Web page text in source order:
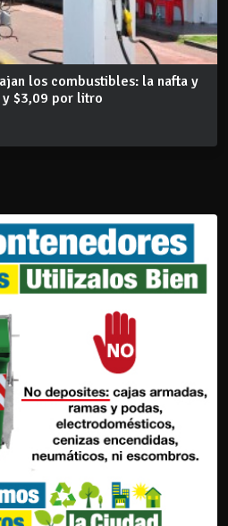
los combustibles: la nafta y
$3,09 por litro